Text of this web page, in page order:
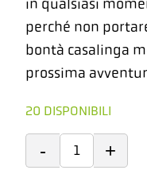
in qualsiasi
perché non
bontà casalinga
prossima
20 DISPONIBILI